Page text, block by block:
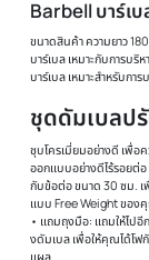
คุณสมบัติ ม้านั่
ม้านั่งรับน้ำหนั
Rack ตัวบน รั
Rack ส่วนล่าง
สำหรับผู้ที่ชื่อช
Option เสริ
มีที่เล่นแขนเพื่
ท่าอื่นๆที่ช่วยบ
มีที่เล่นขาเพื่อ